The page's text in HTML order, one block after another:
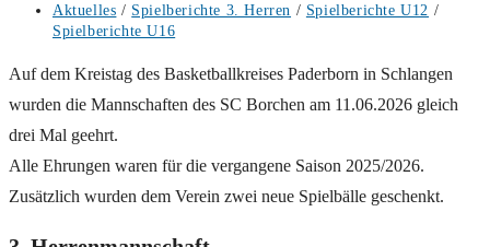
veröffentlicht:
Beitrags-
Kategorie:
Aktuelles / Spielberichte 3. Herren / Spielberichte U12 /
Spielberichte U16
Auf dem Kreistag des Basketballkreises Paderborn in Schlangen
wurden die Mannschaften des SC Borchen am 11.06.2026 gleich
drei Mal geehrt.
Alle Ehrungen waren für die vergangene Saison 2025/2026.
Zusätzlich wurden dem Verein zwei neue Spielbälle geschenkt.